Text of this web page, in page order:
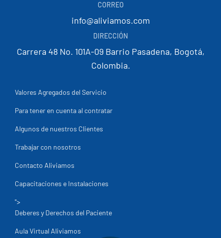
CORREO
info@aliviamos.com
DIRECCIÓN
Carrera 48 No. 101A-09 Barrio Pasadena, Bogotá,
Colombia.
Valores Agregados del Servicio
Para tener en cuenta al contratar
Algunos de nuestros Clientes
Trabajar con nosotros
Contacto Aliviamos
Capacitaciones e Instalaciones
">
Deberes y Derechos del Paciente
Aula Virtual Aliviamos